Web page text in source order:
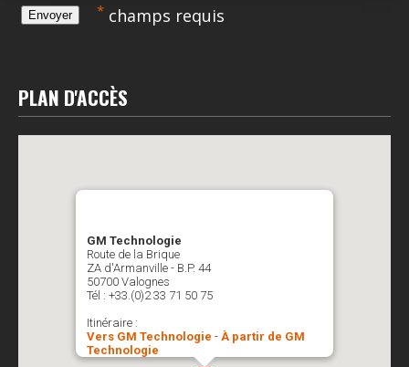
* champs requis
PLAN D'ACCÈS